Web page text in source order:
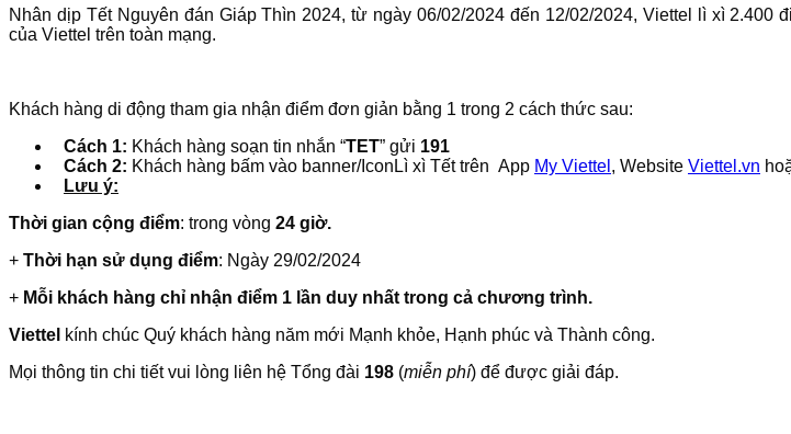
Nhân dịp Tết Nguyên đán Giáp Thìn 2024, từ ngày 06/02/2024 đến 12/02/2024, Viettel lì xì
của Viettel trên toàn mạng.
Khách hàng di động tham gia nhận điểm đơn giản bằng 1 trong 2 cách thức sau:
Cách 1: Khách hàng soạn tin nhắn “TET” gửi 191
Cách 2: Khách hàng bấm vào banner/IconLì xì Tết trên App My Viettel , Website Viettel.vn
Lưu ý:
Thời gian cộng điểm: trong vòng 24 giờ.
+ Thời hạn sử dụng điểm: Ngày 29/02/2024
+ Mỗi khách hàng chỉ nhận điểm 1 lần duy nhất trong cả chương trình.
Viettel kính chúc Quý khách hàng năm mới Mạnh khỏe, Hạnh phúc và Thành công.
Mọi thông tin chi tiết vui lòng liên hệ Tổng đài 198 (miễn phí) để được giải đáp.